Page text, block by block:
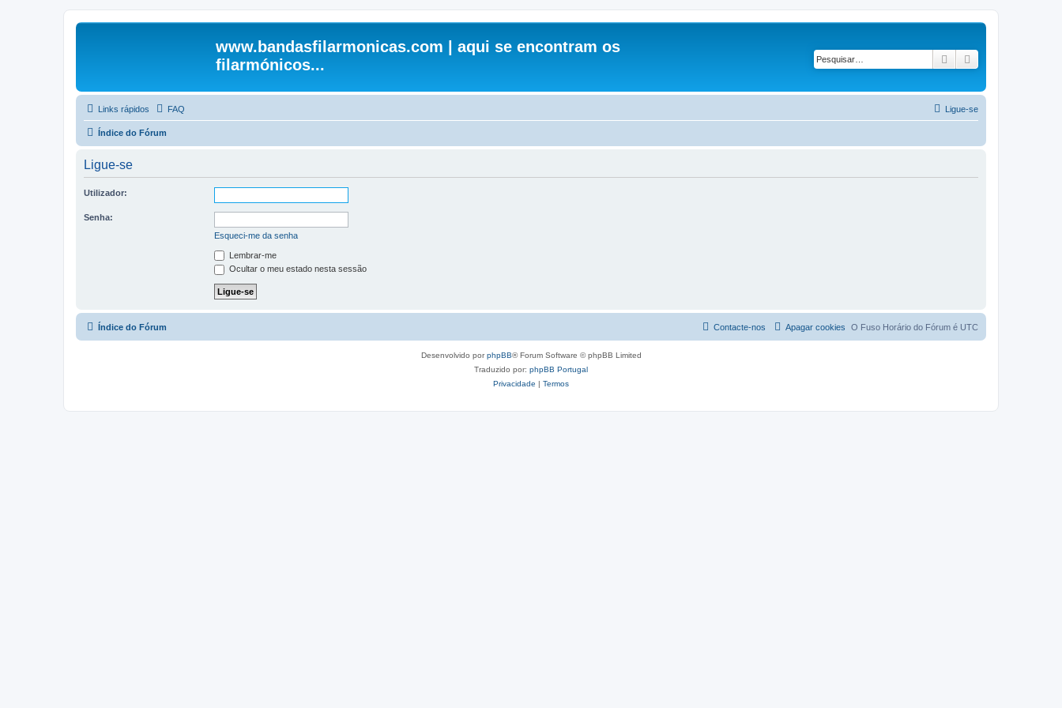
www.bandasfilarmonicas.com | aqui se encontram os
filarmónicos...
Pesquisar
Links rápidos FAQ Ligue-se
Índice do Fórum
Ligue-se
Utilizador:
Senha:
Esqueci-me da senha
Lembrar-me
Ocultar o meu estado nesta sessão
Índice do Fórum O Fuso Horário do Fórum é UTC
Apagar cookies
Contacte-nos
Desenvolvido porphpBB® Forum Software © phpBB Limited
Traduzido por: phpBB Portugal
Privacidade | Termos